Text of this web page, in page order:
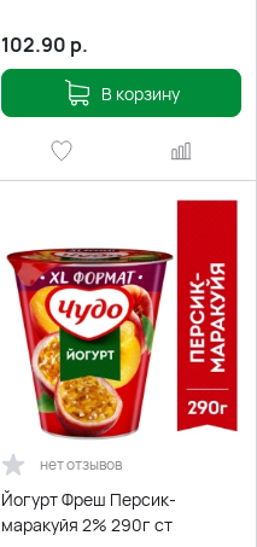
102.90 р.
В корзину
нет отзывов
Йогурт Фреш Персик-
маракуйя 2% 290г ст